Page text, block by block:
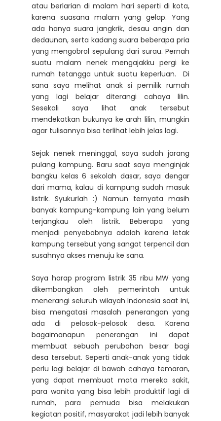
atau berlarian di malam hari seperti di kota,
karena suasana malam yang gelap. Yang
ada hanya suara jangkrik, desau angin dan
dedaunan, serta kadang suara beberapa pria
yang mengobrol sepulang dari surau. Pernah
suatu malam nenek mengajakku pergi ke
rumah tetangga untuk suatu keperluan. Di
sana saya melihat anak si pemilik rumah
yang lagi belajar diterangi cahaya lilin.
Sesekali saya lihat anak tersebut
mendekatkan bukunya ke arah lilin, mungkin
agar tulisannya bisa terlihat lebih jelas lagi.
Sejak nenek meninggal, saya sudah jarang
pulang kampung. Baru saat saya menginjak
bangku kelas 6 sekolah dasar, saya dengar
dari mama, kalau di kampung sudah masuk
listrik. Syukurlah :) Namun ternyata masih
banyak kampung-kampung lain yang belum
terjangkau oleh listrik. Beberapa yang
menjadi penyebabnya adalah karena letak
kampung tersebut yang sangat terpencil dan
susahnya akses menuju ke sana.
Saya harap program listrik 35 ribu MW yang
dikembangkan oleh pemerintah untuk
menerangi seluruh wilayah Indonesia saat ini,
bisa mengatasi masalah penerangan yang
ada di pelosok-pelosok desa. Karena
bagaimanapun penerangan ini dapat
membuat sebuah perubahan besar bagi
desa tersebut. Seperti anak-anak yang tidak
perlu lagi belajar di bawah cahaya temaran,
yang dapat membuat mata mereka sakit,
para wanita yang bisa lebih produktif lagi di
rumah, para pemuda bisa melakukan
kegiatan positif, masyarakat jadi lebih banyak